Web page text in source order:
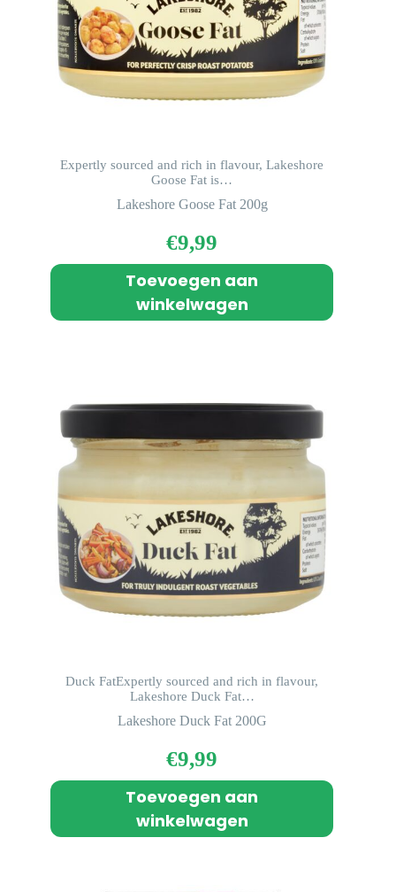
Expertly sourced and rich in flavour, Lakeshore
Goose Fat is…
Lakeshore Goose Fat 200g
€9,99
Toevoegen aan
winkelwagen
Duck FatExpertly sourced and rich in flavour,
Lakeshore Duck Fat…
Lakeshore Duck Fat 200G
€9,99
Toevoegen aan
winkelwagen